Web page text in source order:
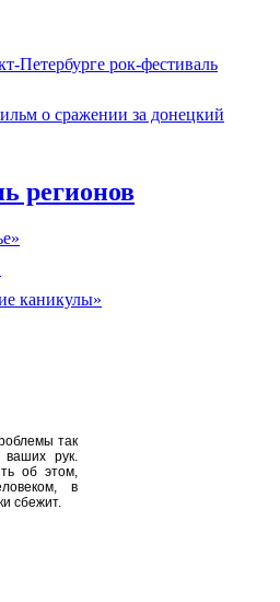
Петербурге рок-фестиваль
о сражении за донецкий
регионов
каникулы»
так
рук.
об этом,
в
сбежит.